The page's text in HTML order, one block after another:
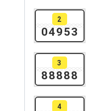
2
04953
3
88888
4